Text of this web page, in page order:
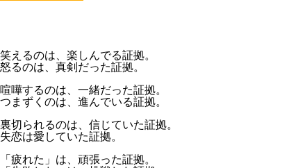
笑えるのは、楽しんでる証拠。
怒るのは、真剣だった証拠。
喧嘩するのは、一緒だった証拠。
つまずくのは、進んでいる証拠。
裏切られるのは、信じていた証拠。
失恋は愛していた証拠。
「疲れた」は、頑張った証拠。